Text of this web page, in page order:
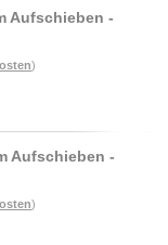
Aufschieben -
)
Aufschieben -
)